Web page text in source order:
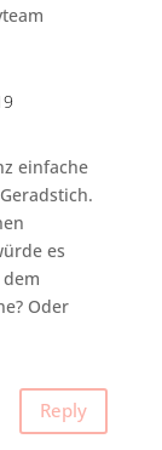
einfache
es
Oder
Reply